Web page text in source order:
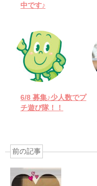
中です♪
6/8 募集♪少人数でプ
チ遊び隊！！
前の記事